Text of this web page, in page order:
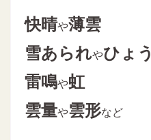
快晴や薄雲
雪あられやひょう
雷鳴や虹
雲量や雲形など